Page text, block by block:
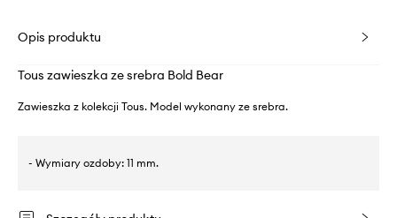
Opis produktu
Tous zawieszka ze srebra Bold Bear
Zawieszka z kolekcji Tous. Model wykonany ze srebra.
- Wymiary ozdoby: 11 mm.